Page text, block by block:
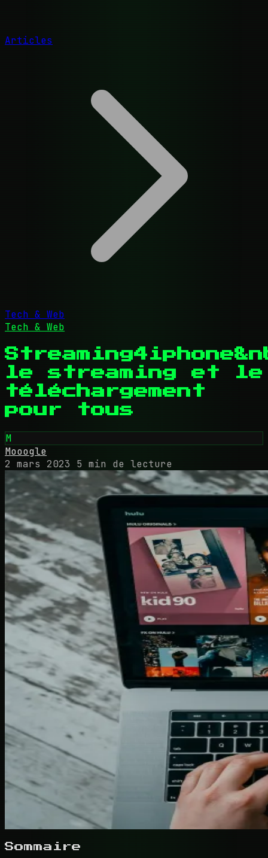
Articles
Tech & Web
Tech & Web
le streaming et le
téléchargement
pour tous
M
Mooogle
2 mars 2023
5 min de lecture
Sommaire